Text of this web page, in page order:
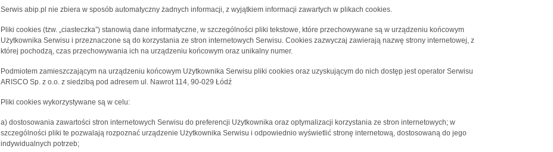
Serwis abip.pl nie zbiera w sposób automatyczny żadnych informacji, z wyjątkiem informacji zawartych w plikach cookies.
Pliki cookies (tzw. „ciasteczka”) stanowią dane informatyczne, w szczególności pliki tekstowe, które przechowywane są w urządzeniu końcowym
Użytkownika Serwisu i przeznaczone są do korzystania ze stron internetowych Serwisu. Cookies zazwyczaj zawierają nazwę strony internetowej, z
której pochodzą, czas przechowywania ich na urządzeniu końcowym oraz unikalny numer.
Podmiotem zamieszczającym na urządzeniu końcowym Użytkownika Serwisu pliki cookies oraz uzyskującym do nich dostęp jest operator Serwisu
ARISCO Sp. z o.o. z siedzibą pod adresem ul. Nawrot 114, 90-029 Łódź
Pliki cookies wykorzystywane są w celu:
a) dostosowania zawartości stron internetowych Serwisu do preferencji Użytkownika oraz optymalizacji korzystania ze stron internetowych; w
szczególności pliki te pozwalają rozpoznać urządzenie Użytkownika Serwisu i odpowiednio wyświetlić stronę internetową, dostosowaną do jego
indywidualnych potrzeb;